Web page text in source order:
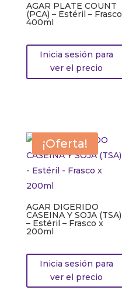
AGAR PLATE COUNT
(PCA) – Estéril – Frasco
400ml
Inicia sesión para
ver el precio
¡Oferta!
AGAR DIGERIDO
CASEINA Y SOJA (TSA)
– Estéril – Frasco x
200ml
Inicia sesión para
ver el precio